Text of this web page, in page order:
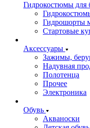
Гидрокостюмы для
Гидрошорты
Стартовые
Аксессуары
Зажимы,
Надувная
Полотенца
Прочее
Электроника
Обувь
Акваноски